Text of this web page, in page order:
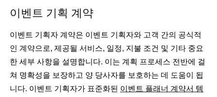
이벤트 기획 계약
이벤트 기획자 계약은 이벤트 기획자와 고객 간의 공식적
인 계약으로, 제공될 서비스, 일정, 지불 조건 및 기타 중요
한 세부 사항을 설명합니다. 이는 계획 프로세스 전반에 걸
쳐 명확성을 보장하고 양 당사자를 보호하는 데 도움이 됩
니다. 이벤트 기획자가 표준화된 이벤트 플래너 계약서 템